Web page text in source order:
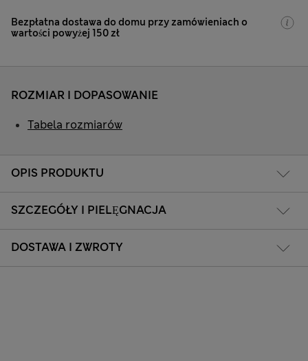
Bezpłatna dostawa do domu przy zamówieniach o
wartości powyżej 150 zł
OPIS PRODUKTU
SZCZEGÓŁY I PIELĘGNACJA
DOSTAWA I ZWROTY
ROZMIAR I DOPASOWANIE
Tabela rozmiarów